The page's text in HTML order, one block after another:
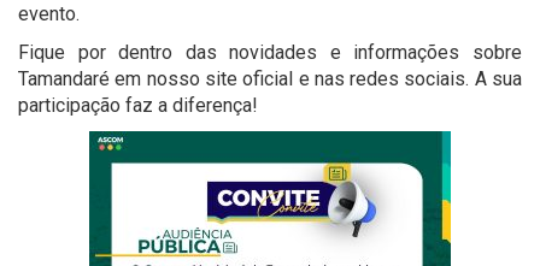
evento.
Fique por dentro das novidades e informações sobre
Tamandaré em nosso site oficial e nas redes sociais. A sua
participação faz a diferença!